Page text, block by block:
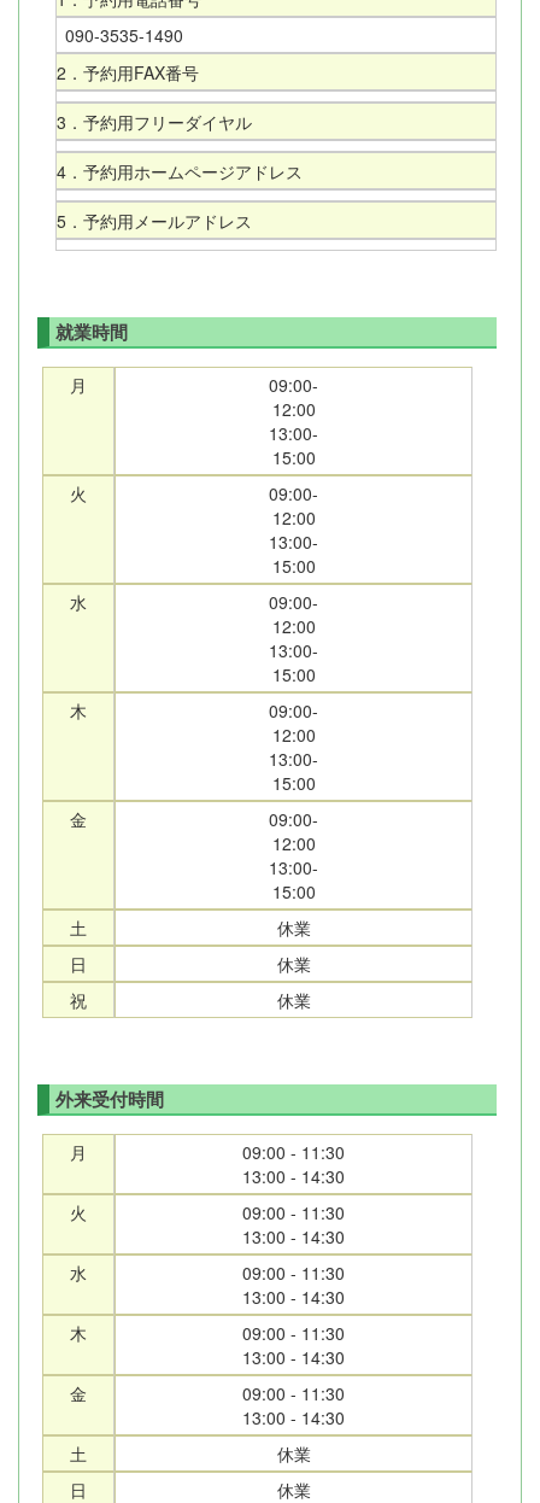
090-3535-1490
2．予約用FAX番号
3．予約用フリーダイヤル
4．予約用ホームページアドレス
5．予約用メールアドレス
就業時間
月
09:00-
12:00
13:00-
15:00
火
09:00-
12:00
13:00-
15:00
水
09:00-
12:00
13:00-
15:00
木
09:00-
12:00
13:00-
15:00
金
09:00-
12:00
13:00-
15:00
土
休業
日
休業
祝
休業
外来受付時間
月
09:00 - 11:30
13:00 - 14:30
火
09:00 - 11:30
13:00 - 14:30
水
09:00 - 11:30
13:00 - 14:30
木
09:00 - 11:30
13:00 - 14:30
金
09:00 - 11:30
13:00 - 14:30
土
休業
日
休業